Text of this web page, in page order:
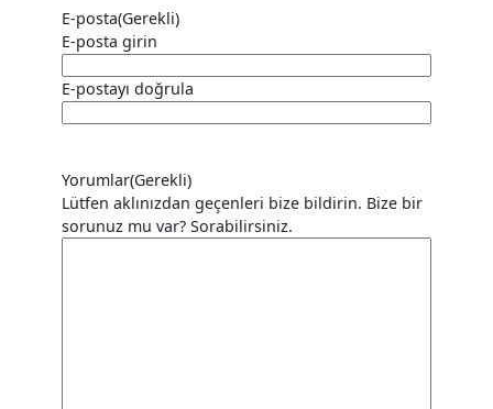
E-posta(Gerekli)
E-posta girin
E-postayı doğrula
Yorumlar(Gerekli)
Lütfen aklınızdan geçenleri bize bildirin. Bize bir
sorunuz mu var? Sorabilirsiniz.